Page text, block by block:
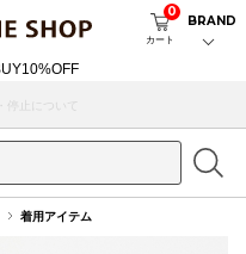
カート
0
BRAND
止について
着用アイテム